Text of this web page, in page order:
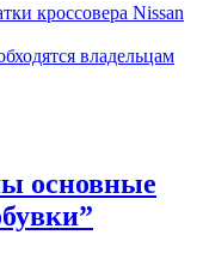
кроссовера Nissan
владельцам
основные